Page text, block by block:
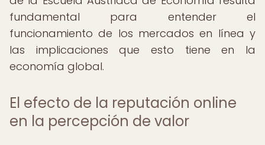
fundamental para entender el
funcionamiento de los mercados en línea y
las implicaciones que esto tiene en la
economía global.
El efecto de la reputación online
en la percepción de valor